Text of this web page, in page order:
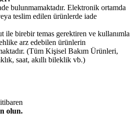
bulunmamaktadır. Elektronik ortamda
teslim edilen ürünlerde iade
ile birebir temas gerektiren ve kullanımla
arz edebilen ürünlerin
(Tüm Kişisel Bakım Ürünleri,
saat, akıllı bileklik vb.)
olun.